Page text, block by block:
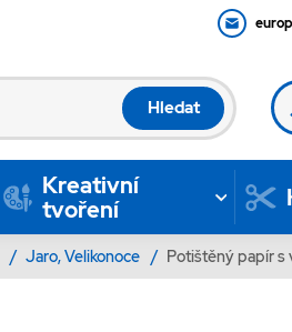
Hledat
Kreativní
tvoření
/ Jaro, Velikonoce / Potištěný papír s